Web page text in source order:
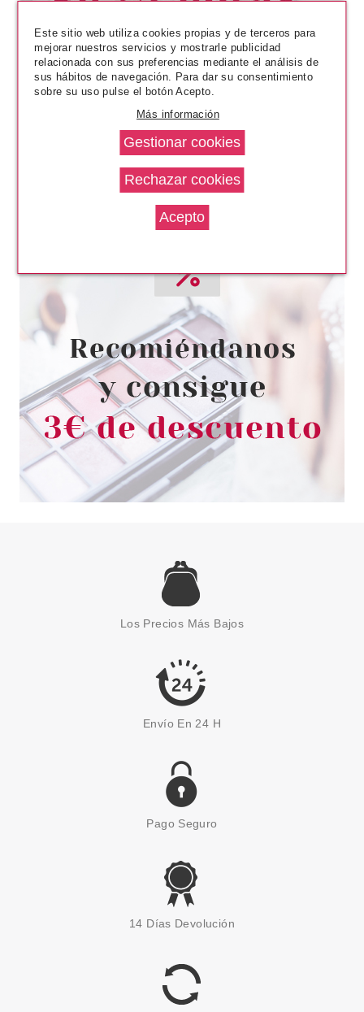
Pvr 1.89€ desde
1.58€
ESSENCE UV GEL NAIL LIMA
DE UÑAS 2 EN 1
-14%
desde
2.14€
ESSENCE
ESSENCE YOU MAKE MY DAY!
PAPEL MATIFICANTE PARA
ROSTRO
2.40€
ESSENCE
ROSTRO NUTS ABOUT YOU
4.22€
Los Precios Más Bajos
Envío En 24 H
Pago Seguro
14 Días Devolución
Este sitio web utiliza cookies propias y de terceros para
mejorar nuestros servicios y mostrarle publicidad
relacionada con sus preferencias mediante el análisis de
sus hábitos de navegación. Para dar su consentimiento
sobre su uso pulse el botón Acepto.
Más información